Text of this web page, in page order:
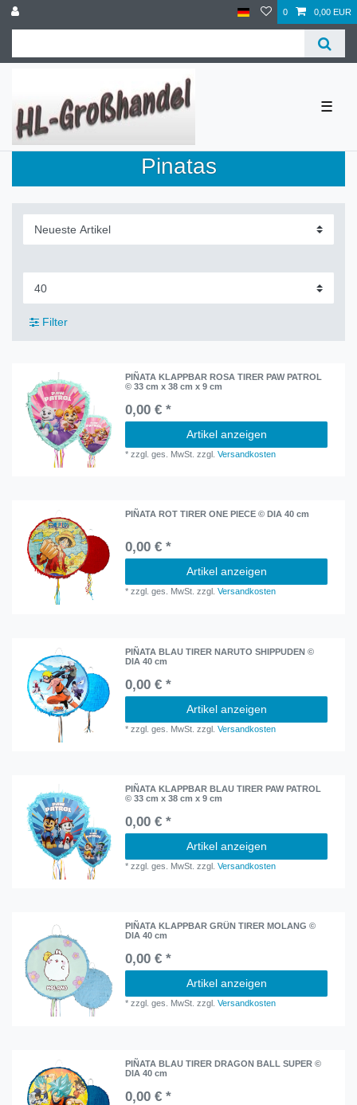
0 0,00 EUR
☰
Pinatas
Filter
PIÑATA KLAPPBAR ROSA TIRER PAW PATROL
© 33 cm x 38 cm x 9 cm
0,00 € *
Artikel anzeigen
*zzgl. ges. MwSt. zzgl.Versandkosten
PIÑATA ROT TIRER ONE PIECE © DIA 40 cm
0,00 € *
Artikel anzeigen
*zzgl. ges. MwSt. zzgl.Versandkosten
PIÑATA BLAU TIRER NARUTO SHIPPUDEN ©
DIA 40 cm
0,00 € *
Artikel anzeigen
*zzgl. ges. MwSt. zzgl.Versandkosten
PIÑATA KLAPPBAR BLAU TIRER PAW PATROL
© 33 cm x 38 cm x 9 cm
0,00 € *
Artikel anzeigen
*zzgl. ges. MwSt. zzgl.Versandkosten
PIÑATA KLAPPBAR GRÜN TIRER MOLANG ©
DIA 40 cm
0,00 € *
Artikel anzeigen
*zzgl. ges. MwSt. zzgl.Versandkosten
PIÑATA BLAU TIRER DRAGON BALL SUPER ©
DIA 40 cm
0,00 € *